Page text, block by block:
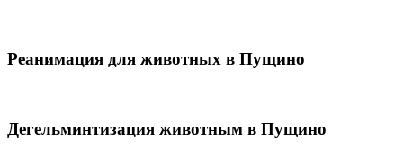
Реанимация для животных в Пущино
Дегельминтизация животным в Пущино